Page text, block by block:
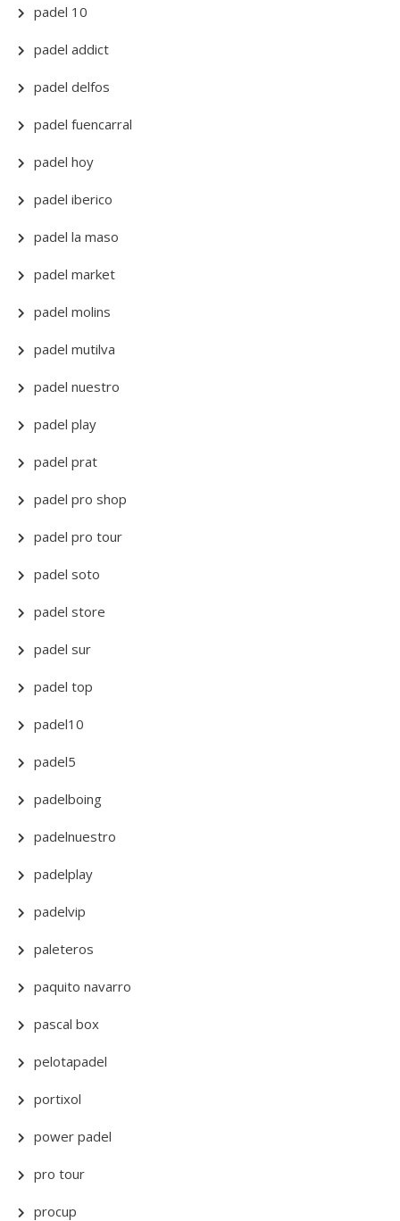
padel 10
padel addict
padel delfos
padel fuencarral
padel hoy
padel iberico
padel la maso
padel market
padel molins
padel mutilva
padel nuestro
padel play
padel prat
padel pro shop
padel pro tour
padel soto
padel store
padel sur
padel top
padel10
padel5
padelboing
padelnuestro
padelplay
padelvip
paleteros
paquito navarro
pascal box
pelotapadel
portixol
power padel
pro tour
procup